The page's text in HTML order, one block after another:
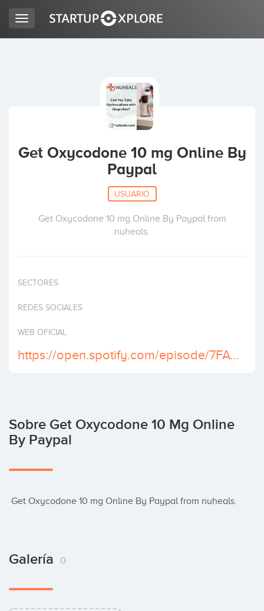
ACCESO
Toggle
navigation
Get Oxycodone 10 mg Online By
Paypal
USUARIO
Get Oxycodone 10 mg Online By Paypal from
nuheals.
SECTORES
REDES SOCIALES
WEB OFICIAL
https://open.spotify.com/episode/7FAYf5thas11t6RyBWyf7p
Sobre Get Oxycodone 10 Mg Online
By Paypal
Get Oxycodone 10 mg Online By Paypal from nuheals.
Galería 0